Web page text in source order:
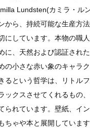
Lundsten(カミラ・ル
から、持続可能な生産方
にしています。本物の職
に、天然および認証され
の小さな赤い象のキャラ
るという哲学は、リトル
ックスさせてくれるもの
られています。壁紙、イ
ちゃや本と展開していま